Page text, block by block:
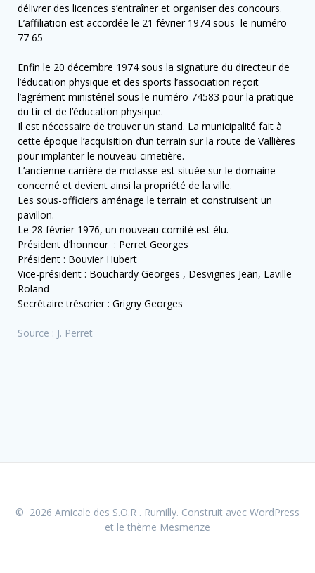
délivrer des licences s’entraîner et organiser des concours.
L’affiliation est accordée le 21 février 1974 sous le numéro
77 65
Enfin le 20 décembre 1974 sous la signature du directeur de
l’éducation physique et des sports l’association reçoit
l’agrément ministériel sous le numéro 74583 pour la pratique
du tir et de l’éducation physique.
Il est nécessaire de trouver un stand. La municipalité fait à
cette époque l’acquisition d’un terrain sur la route de Vallières
pour implanter le nouveau cimetière.
L’ancienne carrière de molasse est située sur le domaine
concerné et devient ainsi la propriété de la ville.
Les sous-officiers aménage le terrain et construisent un
pavillon.
Le 28 février 1976, un nouveau comité est élu.
Président d’honneur : Perret Georges
Président : Bouvier Hubert
Vice-président : Bouchardy Georges , Desvignes Jean, Laville
Roland
Secrétaire trésorier : Grigny Georges
Source : J. Perret
© 2026 Amicale des S.O.R . Rumilly. Construit avec WordPress
et le thème Mesmerize